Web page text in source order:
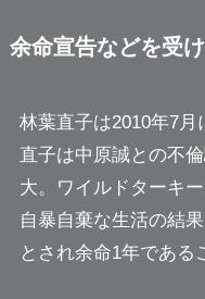
余命宣告などを受
林葉直子は2010年7
直子は中原誠との不
大。ワイルドターキ
自暴自棄な生活の結
とされ余命1年である